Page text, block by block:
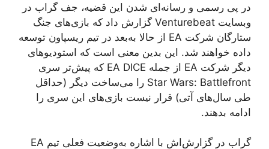
در پی رسمی و رسانه‌ای شدن این قضیه، جف گراب در
وبسایت Venturebeat گزارش داد که بازی‌های جنگ
ستارگان شرکت EA از حالا به‌بعد در تیم ریسپاون توسعه
داده خواهند شد. این بدین معنی است که استودیوهای
دیگر شرکت EA از جمله EA DICE که پیش‌تر سری
Star Wars: Battlefront را می‌ساخت دیگر (حداقل
طی سال‌های آتی) قرار نیست بازی‌های این سری را
ادامه بدهند.
گراب در گزارش‌اش با اشاره‌ به‌وضعیت فعلی تیم EA